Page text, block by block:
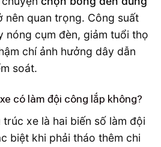
nên quan trọng. Công suất
nóng cụm đèn, giảm tuổi thọ
chí ảnh hưởng dây dẫn
soát.
có làm đội công lắp không?
xe là hai biến số làm đội
biệt khi phải tháo thêm chi